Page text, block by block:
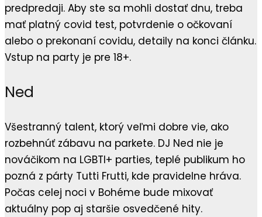
predpredaji. Aby ste sa mohli dostať dnu, treba
mať platný covid test, potvrdenie o očkovaní
alebo o prekonaní covidu, detaily na konci článku.
Vstup na party je pre 18+.
Ned
Všestranný talent, ktorý veľmi dobre vie, ako
rozbehnúť zábavu na parkete. DJ Ned nie je
nováčikom na LGBTI+ parties, teplé publikum ho
pozná z párty Tutti Frutti, kde pravidelne hráva.
Počas celej noci v Bohéme bude mixovať
aktuálny pop aj staršie osvedčené hity.